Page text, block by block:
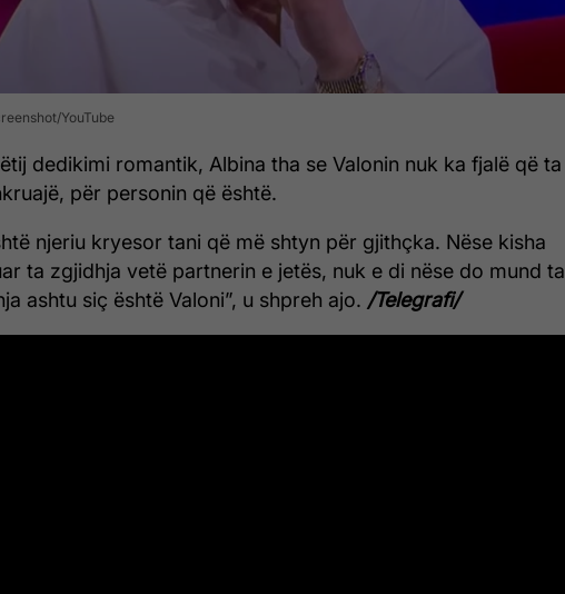
YouTube
dedikimi romantik, Albina tha se Valonin nuk ka fjalë që ta
për personin që është.
njeriu kryesor tani që më shtyn për gjithçka. Nëse kisha
ta zgjidhja vetë partnerin e jetës, nuk e di nëse do mund ta
ashtu siç është Valoni”, u shpreh ajo. /Telegrafi/